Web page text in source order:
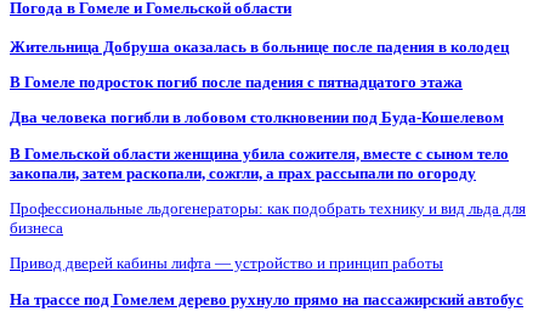
Погода в Гомеле и Гомельской области
Жительница Добруша оказалась в больнице после падения в колодец
В Гомеле подросток погиб после падения с пятнадцатого этажа
Два человека погибли в лобовом столкновении под Буда-Кошелевом
В Гомельской области женщина убила сожителя, вместе с сыном тело
закопали, затем раскопали, сожгли, а прах рассыпали по огороду
Профессиональные льдогенераторы: как подобрать технику и вид льда для
бизнеса
Привод дверей кабины лифта — устройство и принцип работы
На трассе под Гомелем дерево рухнуло прямо на пассажирский автобус